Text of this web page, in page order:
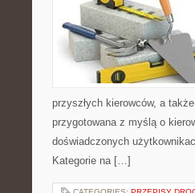
przyszłych kierowców, a
przygotowana z myślą o
doświadczonych
Kategorie na […]